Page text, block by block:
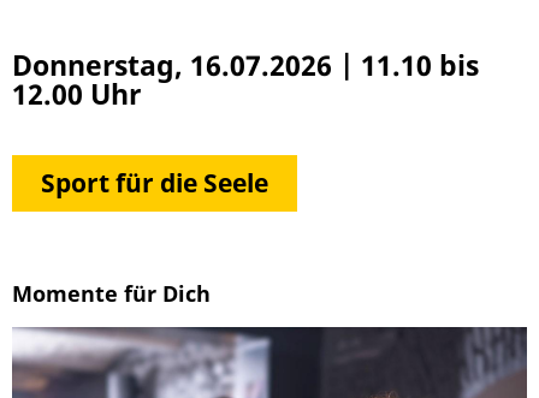
Donnerstag, 16.07.2026 | 11.10 bis
12.00 Uhr
Sport für die Seele
Momente für Dich